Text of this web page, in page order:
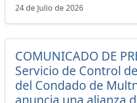
24 de Julio de 2026
COMUNICADO DE
Servicio de Control
del Condado de
anuncia una alianza